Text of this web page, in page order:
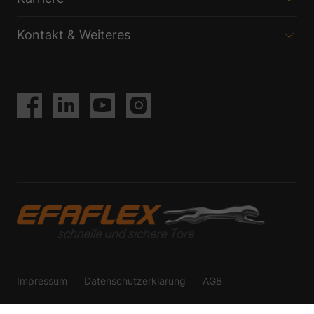
Kontakt & Weiteres
Impressum Datenschutzerklärung AGB